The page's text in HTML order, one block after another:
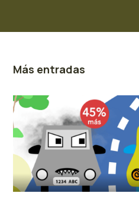
Más entradas